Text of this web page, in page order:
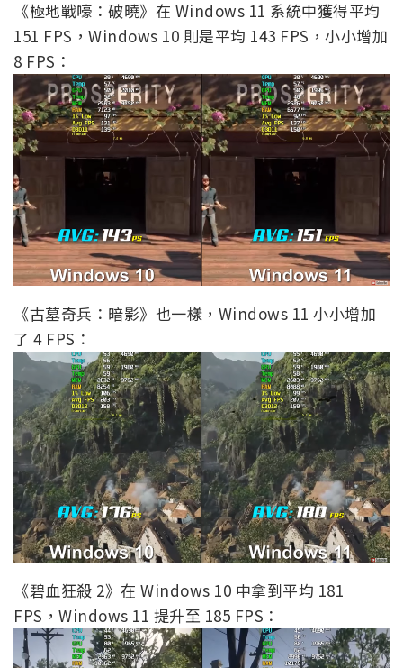
《極地戰嚎：破曉》在 Windows 11 系統中獲得平均
151 FPS，Windows 10 則是平均 143 FPS，小小增加
8 FPS：
《古墓奇兵：暗影》也一樣，Windows 11 小小增加
了 4 FPS：
《碧血狂殺 2》在 Windows 10 中拿到平均 181
FPS，Windows 11 提升至 185 FPS：